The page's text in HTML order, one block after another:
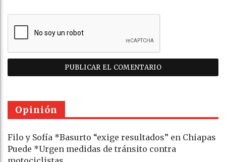
Opinión
Filo y Sofía *Basurto “exige resultados” en Chiapas
Puede *Urgen medidas de tránsito contra